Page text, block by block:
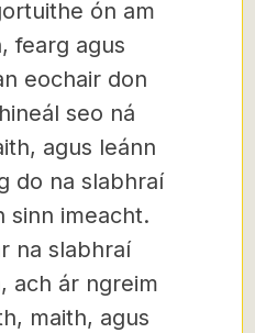
ón am
fearg agus
eochair don
seo ná
agus leánn
do na slabhraí
sinn imeacht.
na slabhraí
ach ár ngreim
maith, agus